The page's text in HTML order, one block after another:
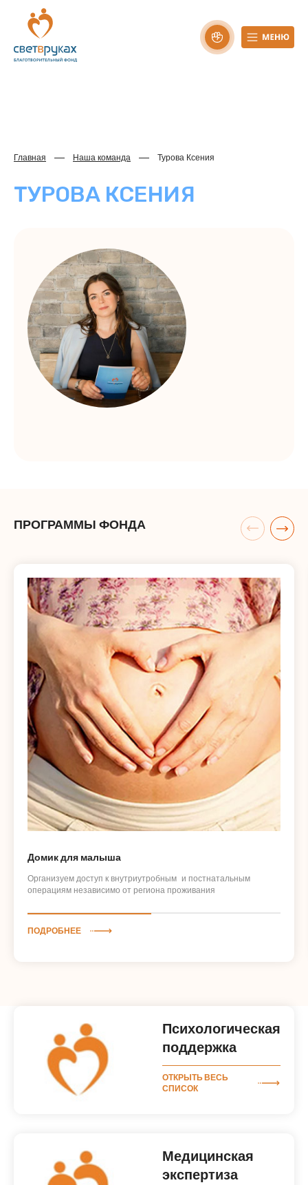
Главная Наша команда Турова Ксения
ТУРОВА КСЕНИЯ
ПРОГРАММЫ ФОНДА
Домик для малыша
Организуем доступ к внутриутробным и постнатальным
операциям независимо от региона проживания
ПОДРОБНЕЕ
Психологическая
поддержка
ОТКРЫТЬ ВЕСЬ
СПИСОК
Медицинская
экспертиза